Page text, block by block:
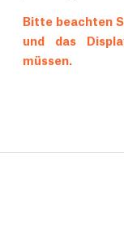
Bitte beachten
und das
müssen.